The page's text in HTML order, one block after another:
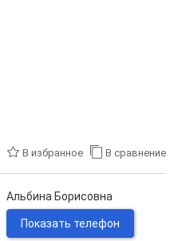
В избранное В сравнение
Альбина Борисовна
Показать телефон